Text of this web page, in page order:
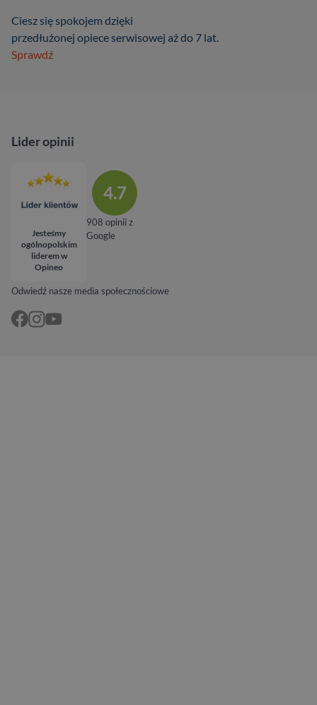
Ciesz się spokojem dzięki
przedłużonej opiece serwisowej aż do 7 lat.
Sprawdź
Odwiedź nasze media społecznościowe
Lider opinii
Jesteśmy
ogólnopolskim
liderem w
Opineo
4.7
908 opinii z
Google